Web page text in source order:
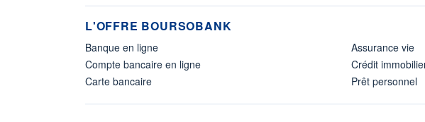
L'OFFRE BOURSOBANK
Banque en ligne
Compte bancaire en ligne
Carte bancaire
Assurance vie
Crédit
Prêt personnel